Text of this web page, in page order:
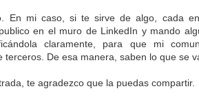
En mi caso, si te sirve de algo, cada
en el muro de LinkedIn y mando
claramente, para que mi
terceros. De esa manera, saben lo que se
te agradezco que la puedas compartir.